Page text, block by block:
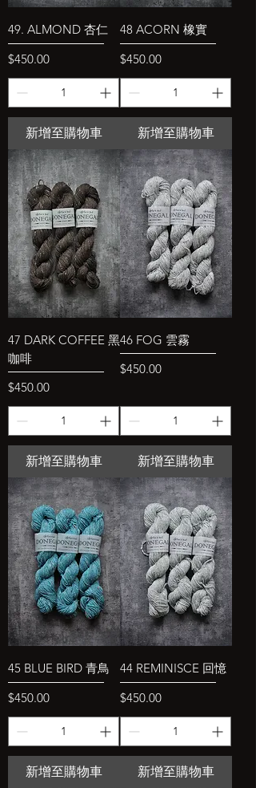
49. ALMOND 杏仁
價格
$450.00
新增至購物車
48 ACORN 橡實
價格
$450.00
新增至購物車
47 DARK COFFEE 黑
咖啡
價格
$450.00
新增至購物車
46 FOG 雲霧
價格
$450.00
新增至購物車
45 BLUE BIRD 青鳥
價格
$450.00
新增至購物車
44 REMINISCE 回憶
價格
$450.00
新增至購物車